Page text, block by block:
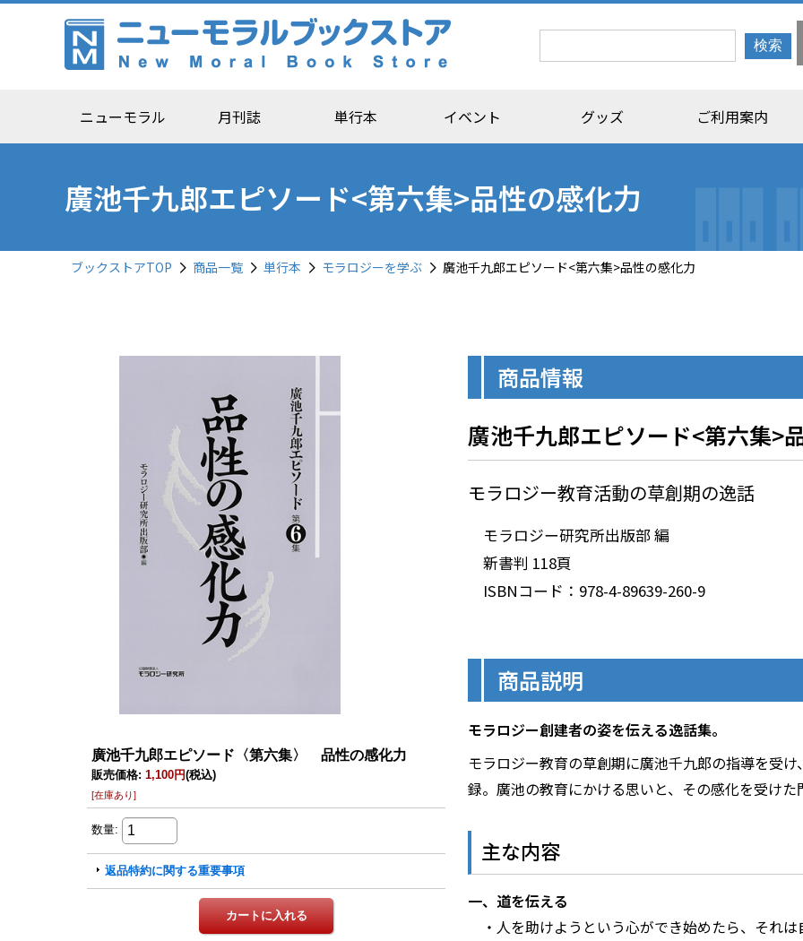
ニューモラル 月刊誌 単行本 イベント グッズ ご利用案内
廣池千九郎エピソード<第六集>品性の感化力
ブックストアTOP 商品一覧 単行本 モラロジーを学ぶ 廣池千九郎エピソード<第六集>品性の感化力
商品情報
廣池千九郎エピソード<第六集>
モラロジー教育活動の草創期の逸話
モラロジー研究所出版部 編
新書判 118頁
ISBNコード：978-4-89639-260-9
商品説明
モラロジー創建者の姿を伝える逸話集。
モラロジー教育の草創期に廣池千九郎の指導を受
録。廣池の教育にかける思いと、その感化を受けた
主な内容
一、道を伝える
・人を助けようという心ができ始めたら、それ